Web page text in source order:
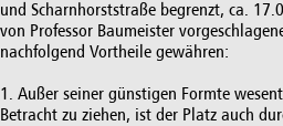
und Scharnhorststraße begrenzt, ca.
von Professor Baumeister
nachfolgend Vortheile gewähren:
1. Außer seiner günstigen Formte
Betracht zu ziehen, ist der Platz auch